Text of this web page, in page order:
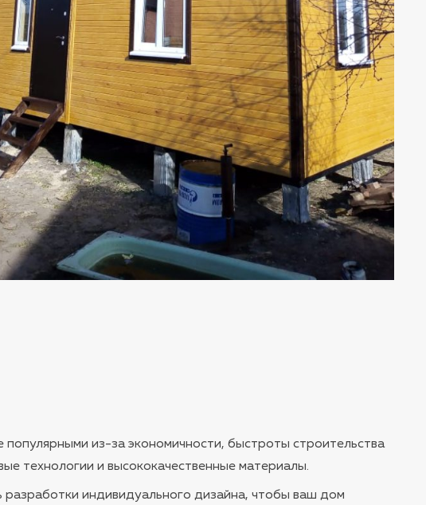
из-за экономичности, быстроты строительства
технологии и высококачественные материалы.
индивидуального дизайна, чтобы ваш дом